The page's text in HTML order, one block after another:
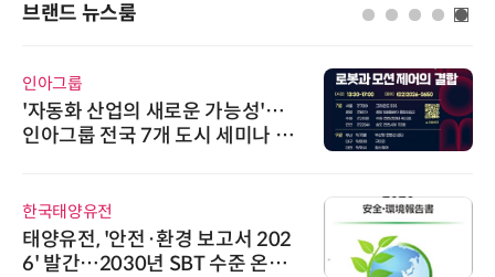
브랜드 뉴스룸
인아그룹
'자동화 산업의 새로운 가능성'…
인아그룹 전국 7개 도시 세미나 페
한국태양유전
태양유전, '안전·환경 보고서 202
6' 발간…2030년 SBT 수준 온실